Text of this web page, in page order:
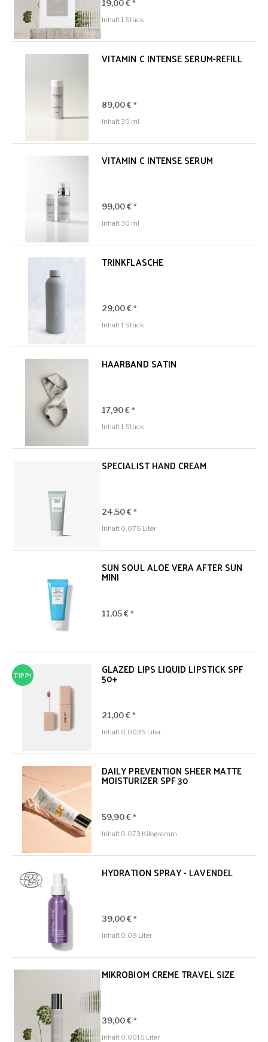
19,00 € *
Inhalt1 Stück
VITAMIN C INTENSE SERUM-REFILL
89,00 € *
Inhalt30 ml
VITAMIN C INTENSE SERUM
99,00 € *
Inhalt30 ml
TRINKFLASCHE
29,00 € *
Inhalt1 Stück
HAARBAND SATIN
17,90 € *
Inhalt1 Stück
SPECIALIST HAND CREAM
24,50 € *
Inhalt 0.075 Liter
SUN SOUL ALOE VERA AFTER SUN
MINI
11,05 € *
TIPP! GLAZED LIPS LIQUID LIPSTICK SPF
50+
21,00 € *
Inhalt 0.0035 Liter
DAILY PREVENTION SHEER MATTE
MOISTURIZER SPF 30
59,90 € *
Inhalt 0.073 Kilogramm
HYDRATION SPRAY - LAVENDEL
39,00 € *
Inhalt 0.09 Liter
MIKROBIOM CREME TRAVEL SIZE
39,00 € *
Inhalt 0.0015 Liter